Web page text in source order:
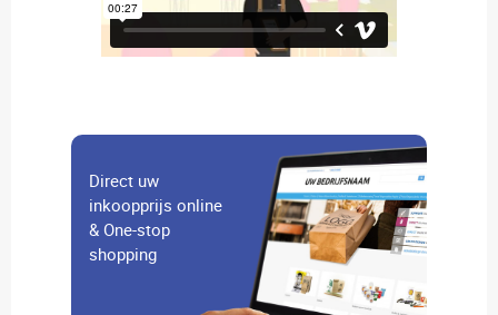
Direct uw
inkoopprijs online
& One-stop
shopping